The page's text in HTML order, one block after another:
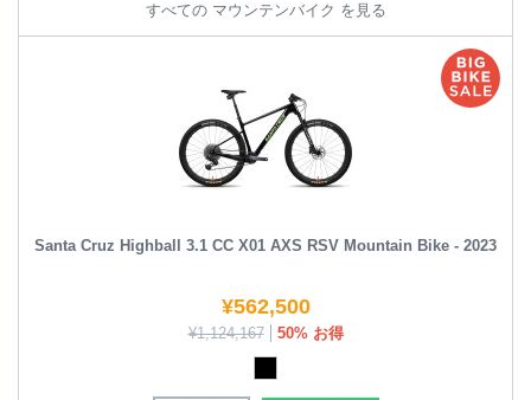
すべての マウンテンバイク を見る
Santa Cruz Highball 3.1 CC X01 AXS RSV Mountain Bike - 2023
¥562,500
¥1,124,167 50% お得